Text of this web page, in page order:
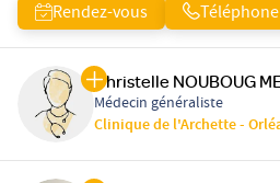
Rendez-vous Téléphone
Christelle NOUBOUG
Médecin généraliste
Clinique de l'Archette -